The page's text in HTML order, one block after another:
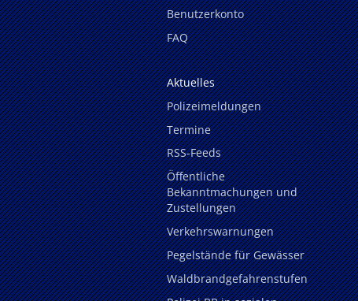
Benutzerkonto
FAQ
Aktuelles
Polizeimeldungen
Termine
RSS-Feeds
Öffentliche
Bekanntmachungen und
Zustellungen
Verkehrswarnungen
Pegelstände für Gewässer
Waldbrandgefahrenstufen